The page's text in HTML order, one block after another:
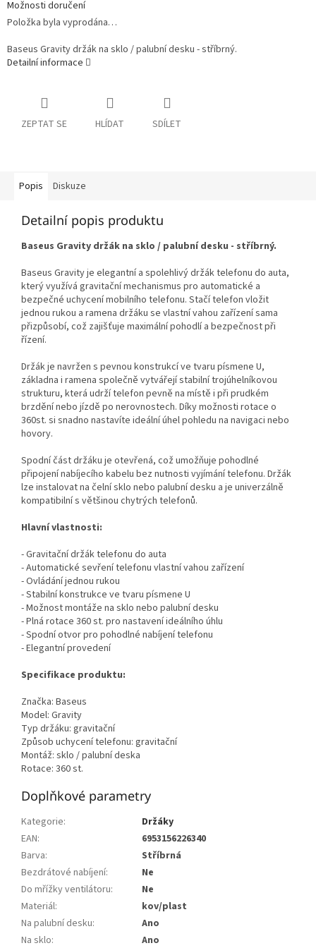
Možnosti doručení
Položka byla vyprodána…
Baseus Gravity držák na sklo / palubní desku - stříbrný.
Detailní informace
ZEPTAT SE HLÍDAT SDÍLET
Popis Diskuze
Detailní popis produktu
Baseus Gravity držák na sklo / palubní desku - stříbrný.
Baseus Gravity je elegantní a spolehlivý držák telefonu do auta,
který využívá gravitační mechanismus pro automatické a
bezpečné uchycení mobilního telefonu. Stačí telefon vložit
jednou rukou a ramena držáku se vlastní vahou zařízení sama
přizpůsobí, což zajišťuje maximální pohodlí a bezpečnost při
řízení.
Držák je navržen s pevnou konstrukcí ve tvaru písmene U,
základna i ramena společně vytvářejí stabilní trojúhelníkovou
strukturu, která udrží telefon pevně na místě i při prudkém
brzdění nebo jízdě po nerovnostech. Díky možnosti rotace o
360st. si snadno nastavíte ideální úhel pohledu na navigaci nebo
hovory.
Spodní část držáku je otevřená, což umožňuje pohodlné
připojení nabíjecího kabelu bez nutnosti vyjímání telefonu. Držák
lze instalovat na čelní sklo nebo palubní desku a je univerzálně
kompatibilní s většinou chytrých telefonů.
Hlavní vlastnosti:
- Gravitační držák telefonu do auta
- Automatické sevření telefonu vlastní vahou zařízení
- Ovládání jednou rukou
- Stabilní konstrukce ve tvaru písmene U
- Možnost montáže na sklo nebo palubní desku
- Plná rotace 360 st. pro nastavení ideálního úhlu
- Spodní otvor pro pohodlné nabíjení telefonu
- Elegantní provedení
Specifikace produktu:
Značka: Baseus
Model: Gravity
Typ držáku: gravitační
Způsob uchycení telefonu: gravitační
Montáž: sklo / palubní deska
Rotace: 360 st.
Doplňkové parametry
Kategorie:
Držáky
EAN:
6953156226340
Barva:
Stříbrná
Bezdrátové nabíjení:
Ne
Do mřížky ventilátoru:
Ne
Materiál:
kov/plast
Na palubní desku:
Ano
Na sklo: Ano